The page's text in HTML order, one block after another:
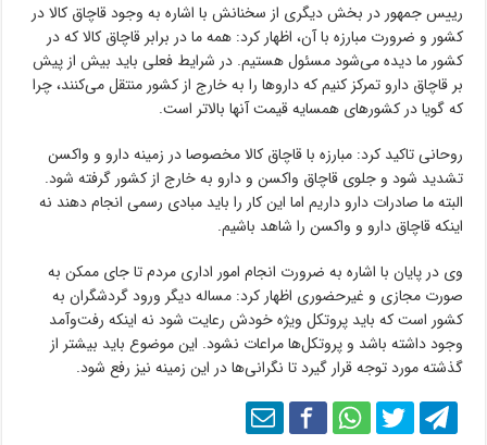
رییس‌ جمهور در بخش دیگری از سخنانش با اشاره به وجود قاچاق کالا در
کشور و ضرورت مبارزه با آن، اظهار کرد: همه ما در برابر قاچاق کالا که در
کشور ما دیده می‌شود مسئول هستیم. در شرایط فعلی باید بیش از پیش
بر قاچاق دارو تمرکز کنیم که داروها را به خارج از کشور منتقل می‌کنند، چرا
که گویا در کشورهای همسایه قیمت آنها بالاتر است.
روحانی تاکید کرد: مبارزه با قاچاق کالا مخصوصا در زمینه دارو و واکسن
تشدید شود و جلوی قاچاق واکسن و دارو به خارج از کشور گرفته شود.
البته ما صادرات دارو داریم اما این کار را باید مبادی رسمی انجام دهند نه
اینکه قاچاق دارو و واکسن را شاهد باشیم.
وی در پایان با اشاره به ضرورت انجام امور اداری مردم تا جای ممکن به
صورت مجازی و غیرحضوری اظهار کرد: مساله دیگر ورود گردشگران به
کشور است که باید پروتکل ویژه خودش رعایت شود نه اینکه رفت‌وآمد
وجود داشته باشد و پروتکل‌ها مراعات نشود. این موضوع باید بیشتر از
گذشته مورد توجه قرار گیرد تا نگرانی‌ها در این زمینه نیز رفع شود.